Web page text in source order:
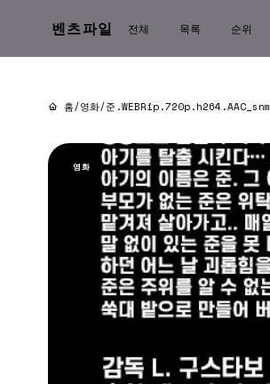
벤츠파일 전체 목록 순위
홈/영화/준
영화